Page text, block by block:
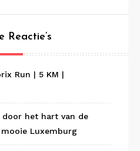
Reactie’s
Run | 5 KM |
door het hart van de
Luxemburg